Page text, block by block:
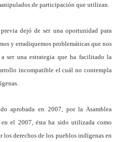
de participación que utilizan.
dejó de ser una oportunidad para
y erradiquemos problemáticas que nos
ser una estrategia que ha facilitado la
incompatible el cuál no contempla
aprobada en 2007, por la Asamblea
el 2007, ésta ha sido utilizada como
derechos de los pueblos indígenas en